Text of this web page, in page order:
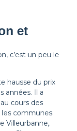
et
c’est un peu le
hausse du prix
années. Il a
cours des
les communes
Villeurbanne,